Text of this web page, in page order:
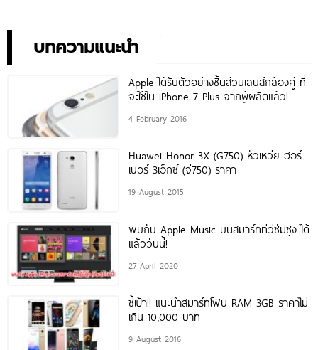
บทความแนะนำ
Apple ได้รับตัวอย่างชิ้นส่วนเลนส์กล้องคู่ ที่
จะใช้ใน iPhone 7 Plus จากผู้ผลิตแล้ว!
4 February 2016
Huawei Honor 3X (G750) หัวเหว่ย ฮอร์
เนอร์ 3เอ็กซ์ (จี750) ราคา
19 August 2015
พบกับ Apple Music บนสมาร์ททีวีซัมซุง ได้
แล้ววันนี้!
27 April 2020
ชี้เป้า!! แนะนำสมาร์ทโฟน RAM 3GB ราคาไม่
เกิน 10,000 บาท
9 August 2016